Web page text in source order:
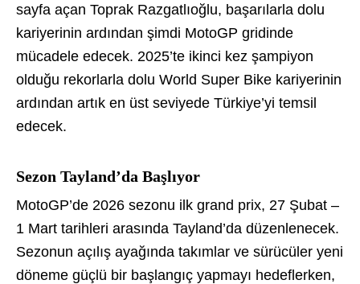
sayfa açan Toprak Razgatlıoğlu, başarılarla dolu
kariyerinin ardından şimdi MotoGP gridinde
mücadele edecek. 2025’te ikinci kez şampiyon
olduğu rekorlarla dolu World Super Bike kariyerinin
ardından artık en üst seviyede Türkiye’yi temsil
edecek.
Sezon Tayland’da Başlıyor
MotoGP’de 2026 sezonu ilk grand prix, 27 Şubat –
1 Mart tarihleri arasında Tayland’da düzenlenecek.
Sezonun açılış ayağında takımlar ve sürücüler yeni
döneme güçlü bir başlangıç yapmayı hedeflerken,